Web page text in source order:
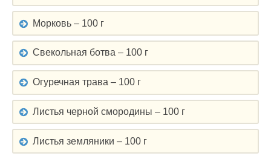
Морковь – 100 г
Свекольная ботва – 100 г
Огуречная трава – 100 г
Листья черной смородины – 100 г
Листья земляники – 100 г